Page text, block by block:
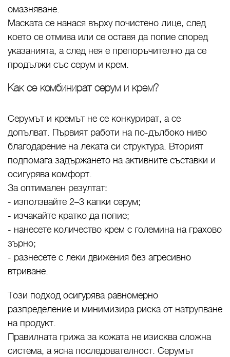
омазняване.
Маската се нанася върху почистено лице, след
което се отмива или се оставя да попие според
указанията, а след нея е препоръчително да се
продължи със серум и крем.
Как се комбинират серум и крем?
Серумът и кремът не се конкурират, а се
допълват. Първият работи на по-дълбоко ниво
благодарение на леката си структура. Вторият
подпомага задържането на активните съставки и
осигурява комфорт.
За оптимален резултат:
- използвайте 2–3 капки серум;
- изчакайте кратко да попие;
- нанесете количество крем с големина на грахово
зърно;
- разнесете с леки движения без агресивно
втриване.
Този подход осигурява равномерно
разпределение и минимизира риска от натрупване
на продукт.
Правилната грижа за кожата не изисква сложна
система, а ясна последователност. Серумът